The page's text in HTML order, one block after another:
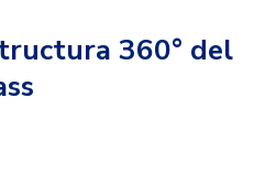
360° del